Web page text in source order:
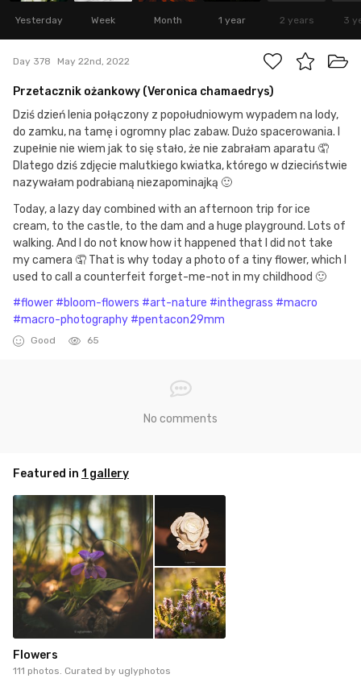
Yesterday Week Month 1 year 2 years 3
Day 378 May 22nd, 2022
Przetacznik ożankowy (Veronica chamaedrys)
Dziś dzień lenia połączony z popołudniowym wypadem na lody,
do zamku, na tamę i ogromny plac zabaw. Dużo spacerowania. I
zupełnie nie wiem jak to się stało, że nie zabrałam aparatu 🤦
Dlatego dziś zdjęcie malutkiego kwiatka, którego w dzieciństwie
nazywałam podrabianą niezapominajką 🙂
Today, a lazy day combined with an afternoon trip for ice
cream, to the castle, to the dam and a huge playground. Lots of
walking. And I do not know how it happened that I did not take
my camera 🤦 That is why today a photo of a tiny flower, which I
used to call a counterfeit forget-me-not in my childhood 🙂
#flower #bloom-flowers #art-nature #inthegrass #macro
#macro-photography #pentacon29mm
Good 65
No comments
Featured in 1 gallery
Flowers
111 photos. Curated by uglyphotos